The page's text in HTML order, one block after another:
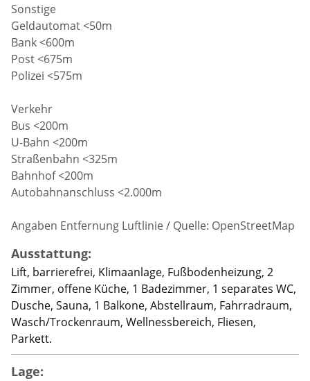
Sonstige
Geldautomat <50m
Bank <600m
Post <675m
Polizei <575m
Verkehr
Bus <200m
U-Bahn <200m
Straßenbahn <325m
Bahnhof <200m
Autobahnanschluss <2.000m
Angaben Entfernung Luftlinie / Quelle: OpenStreetMap
Ausstattung:
Lift, barrierefrei, Klimaanlage, Fußbodenheizung, 2
Zimmer, offene Küche, 1 Badezimmer, 1 separates WC,
Dusche, Sauna, 1 Balkone, Abstellraum, Fahrradraum,
Wasch/Trockenraum, Wellnessbereich, Fliesen,
Parkett.
Lage: